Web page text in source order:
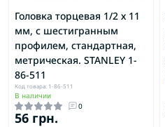
Головка торцевая 1/2 х 11
мм, с шестигранным
профилем, стандартная,
метрическая. STANLEY 1-
86-511
Код товара: 1-86-511
В наличии
0
56 грн.